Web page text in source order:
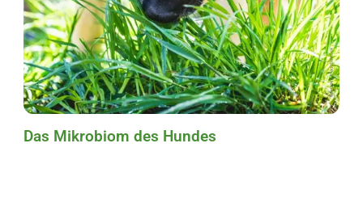
Das Mikrobiom des Hundes